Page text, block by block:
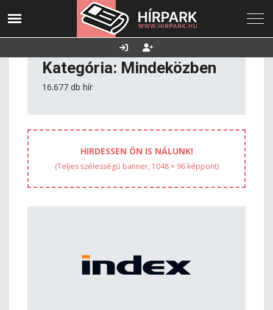
2026. augusztus
Utolsó frissítés:
2026.08.07. 07:03
Támogatás
Kategória: Mindeközben
16.677 db hír
HIRDESSEN ÖN IS NÁLUNK!
(Teljes szélességű banner, 1048 × 96 képpont)